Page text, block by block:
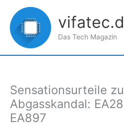
Inhalt
springen
Das Tech Magazin
Sensationsurteile
Abgasskandal:
EA897